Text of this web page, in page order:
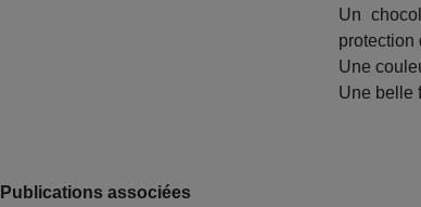
Un
protection
Une
Une belle
Publications associées